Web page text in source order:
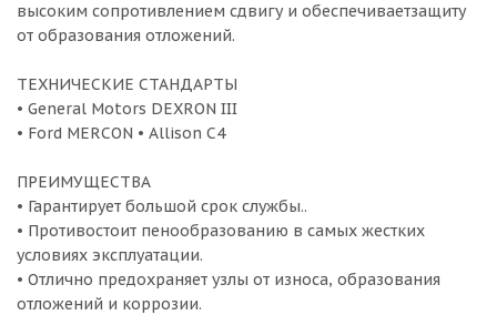
высоким сопротивлением сдвигу и обеспечиваетзащиту
от образования отложений.
ТЕХНИЧЕСКИЕ СТАНДАРТЫ
• General Motors DEXRON III
• Ford MERCON • Allison C4
ПРЕИМУЩЕСТВА
• Гарантирует большой срок службы..
• Противостоит пенообразованию в самых жестких
условиях эксплуатации.
• Отлично предохраняет узлы от износа, образования
отложений и коррозии.